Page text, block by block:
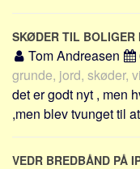
Tyrkiet
Spanien
Frankrig
Sverige
Norge
Thailand
Italien
SKØDER TIL BOLIGER
Tom Andreasen
grunde, jord, skøder,
det er godt nyt , men
,men blev tvunget til
VEDR BREDBÅND PÅ